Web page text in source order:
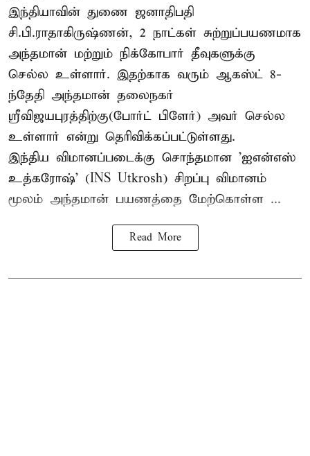
இந்தியாவின் துணை ஜனாதிபதி
சி.பி.ராதாகிருஷ்ணன், 2 நாட்கள் சுற்றுப்பயணமாக
அந்தமான் மற்றும் நிக்கோபார் தீவுகளுக்கு
செல்ல உள்ளார். இதற்காக வரும் ஆகஸ்ட் 8-
ந்தேதி அந்தமான் தலைநகர்
ஸ்ரீவிஜயபுரத்திற்கு(போர்ட் பிளேர்) அவர் செல்ல
உள்ளார் என்று தெரிவிக்கப்பட்டுள்ளது.
இந்திய விமானப்படைக்கு சொந்தமான 'ஐஎன்எஸ்
உத்கரோஷ்' (INS Utkrosh) சிறப்பு விமானம்
மூலம் அந்தமான் பயணத்தை மேற்கொள்ள ...
Read More